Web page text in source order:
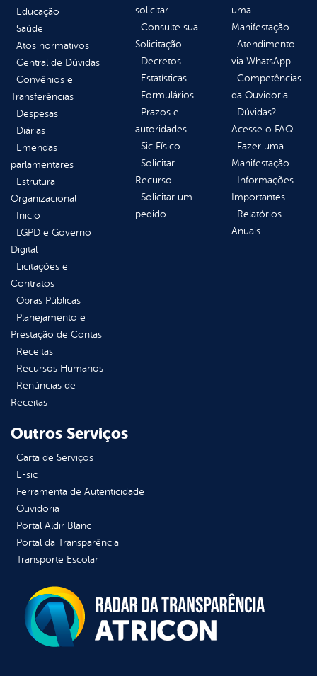
Educação
Saúde
Atos normativos
Central de Dúvidas
Convênios e
Transferências
Despesas
Diárias
Emendas
parlamentares
Estrutura
Organizacional
Inicio
LGPD e Governo
Digital
Licitações e
Contratos
Obras Públicas
Planejamento e
Prestação de Contas
Receitas
Recursos Humanos
Renúncias de
Receitas
solicitar
Consulte sua
Solicitação
Decretos
Estatísticas
Formulários
Prazos e
autoridades
Sic Físico
Solicitar
Recurso
Solicitar um
pedido
uma
Manifestação
Atendimento
via WhatsApp
Competências
da Ouvidoria
Dúvidas?
Acesse o FAQ
Fazer uma
Manifestação
Informações
Importantes
Relatórios
Anuais
Outros Serviços
Carta de Serviços
E-sic
Ferramenta de Autenticidade
Ouvidoria
Portal Aldir Blanc
Portal da Transparência
Transporte Escolar